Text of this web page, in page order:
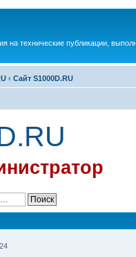
на технические публикации,
‹ Сайт S1000D.RU